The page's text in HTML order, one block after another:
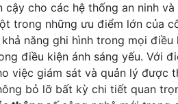
cậy cho các hệ thống an ninh và
trong những ưu điểm lớn của
năng ghi hình trong mọi điều
điều kiện ánh sáng yếu. Với
việc giám sát và quản lý được
bỏ lỡ bất kỳ chi tiết quan